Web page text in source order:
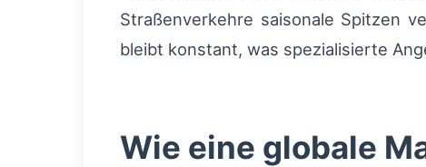
Straßenverkehre saisonale Spitzen
bleibt konstant, was spezialisierte
Wie eine globale